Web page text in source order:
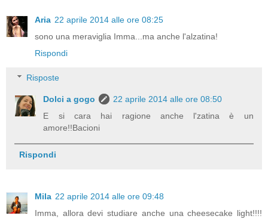
Aria 22 aprile 2014 alle ore 08:25
sono una meraviglia Imma...ma anche l'alzatina!
Rispondi
Risposte
Dolci a gogo
22 aprile 2014 alle ore 08:50
E si cara hai ragione anche l'zatina è un
amore!!Bacioni
Rispondi
Mila 22 aprile 2014 alle ore 09:48
Imma, allora devi studiare anche una cheesecake light!!!!